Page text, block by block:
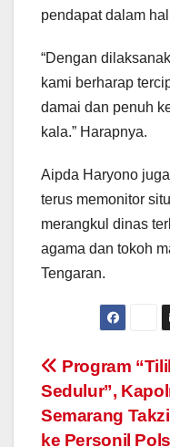
pendapat dalam
“Dengan
kami berharap
damai dan penuh
kala.” Harapnya.
Aipda Haryono
terus memonitor
merangkul dinas
agama dan tokoh
Tengaran.
Post
Program
Sedulur”,
Semarang
ke Personil